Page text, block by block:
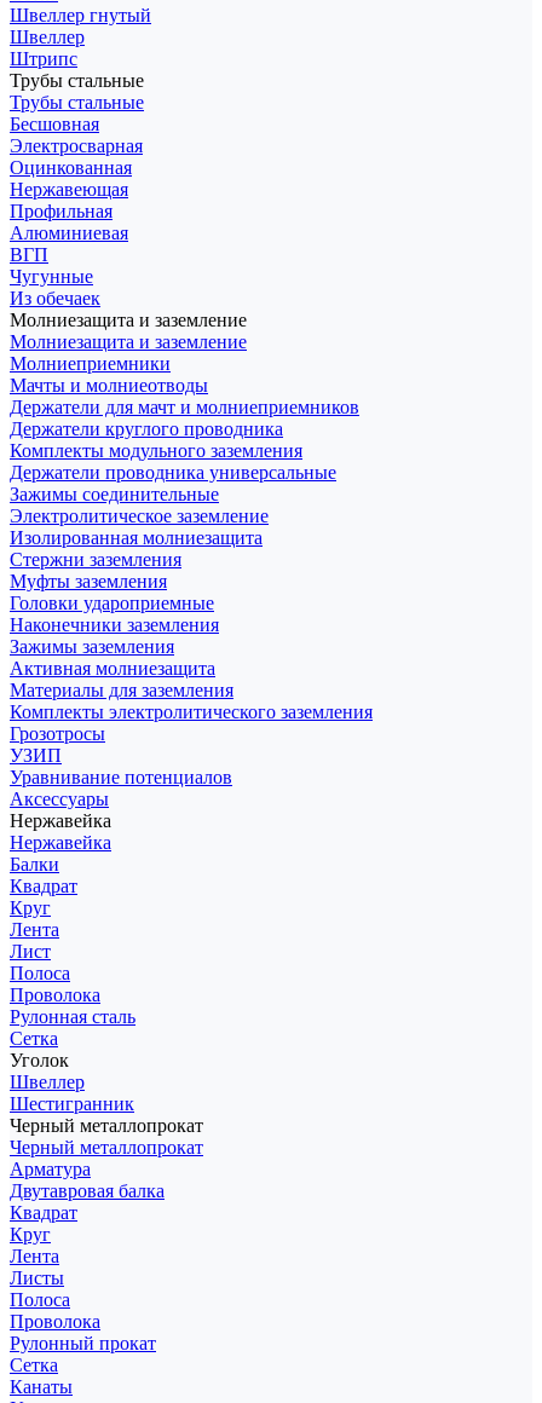
Швеллер гнутый
Швеллер
Штрипс
Трубы стальные
Трубы стальные
Бесшовная
Электросварная
Оцинкованная
Нержавеющая
Профильная
Алюминиевая
ВГП
Чугунные
Из обечаек
Молниезащита и заземление
Молниезащита и заземление
Молниеприемники
Мачты и молниеотводы
Держатели для мачт и молниеприемников
Держатели круглого проводника
Комплекты модульного заземления
Держатели проводника универсальные
Зажимы соединительные
Электролитическое заземление
Изолированная молниезащита
Стержни заземления
Муфты заземления
Головки удароприемные
Наконечники заземления
Зажимы заземления
Активная молниезащита
Материалы для заземления
Комплекты электролитического заземления
Грозотросы
УЗИП
Уравнивание потенциалов
Аксессуары
Нержавейка
Нержавейка
Балки
Квадрат
Круг
Лента
Лист
Полоса
Проволока
Рулонная сталь
Сетка
Уголок
Швеллер
Шестигранник
Черный металлопрокат
Черный металлопрокат
Арматура
Двутавровая балка
Квадрат
Круг
Лента
Листы
Полоса
Проволока
Рулонный прокат
Сетка
Канаты